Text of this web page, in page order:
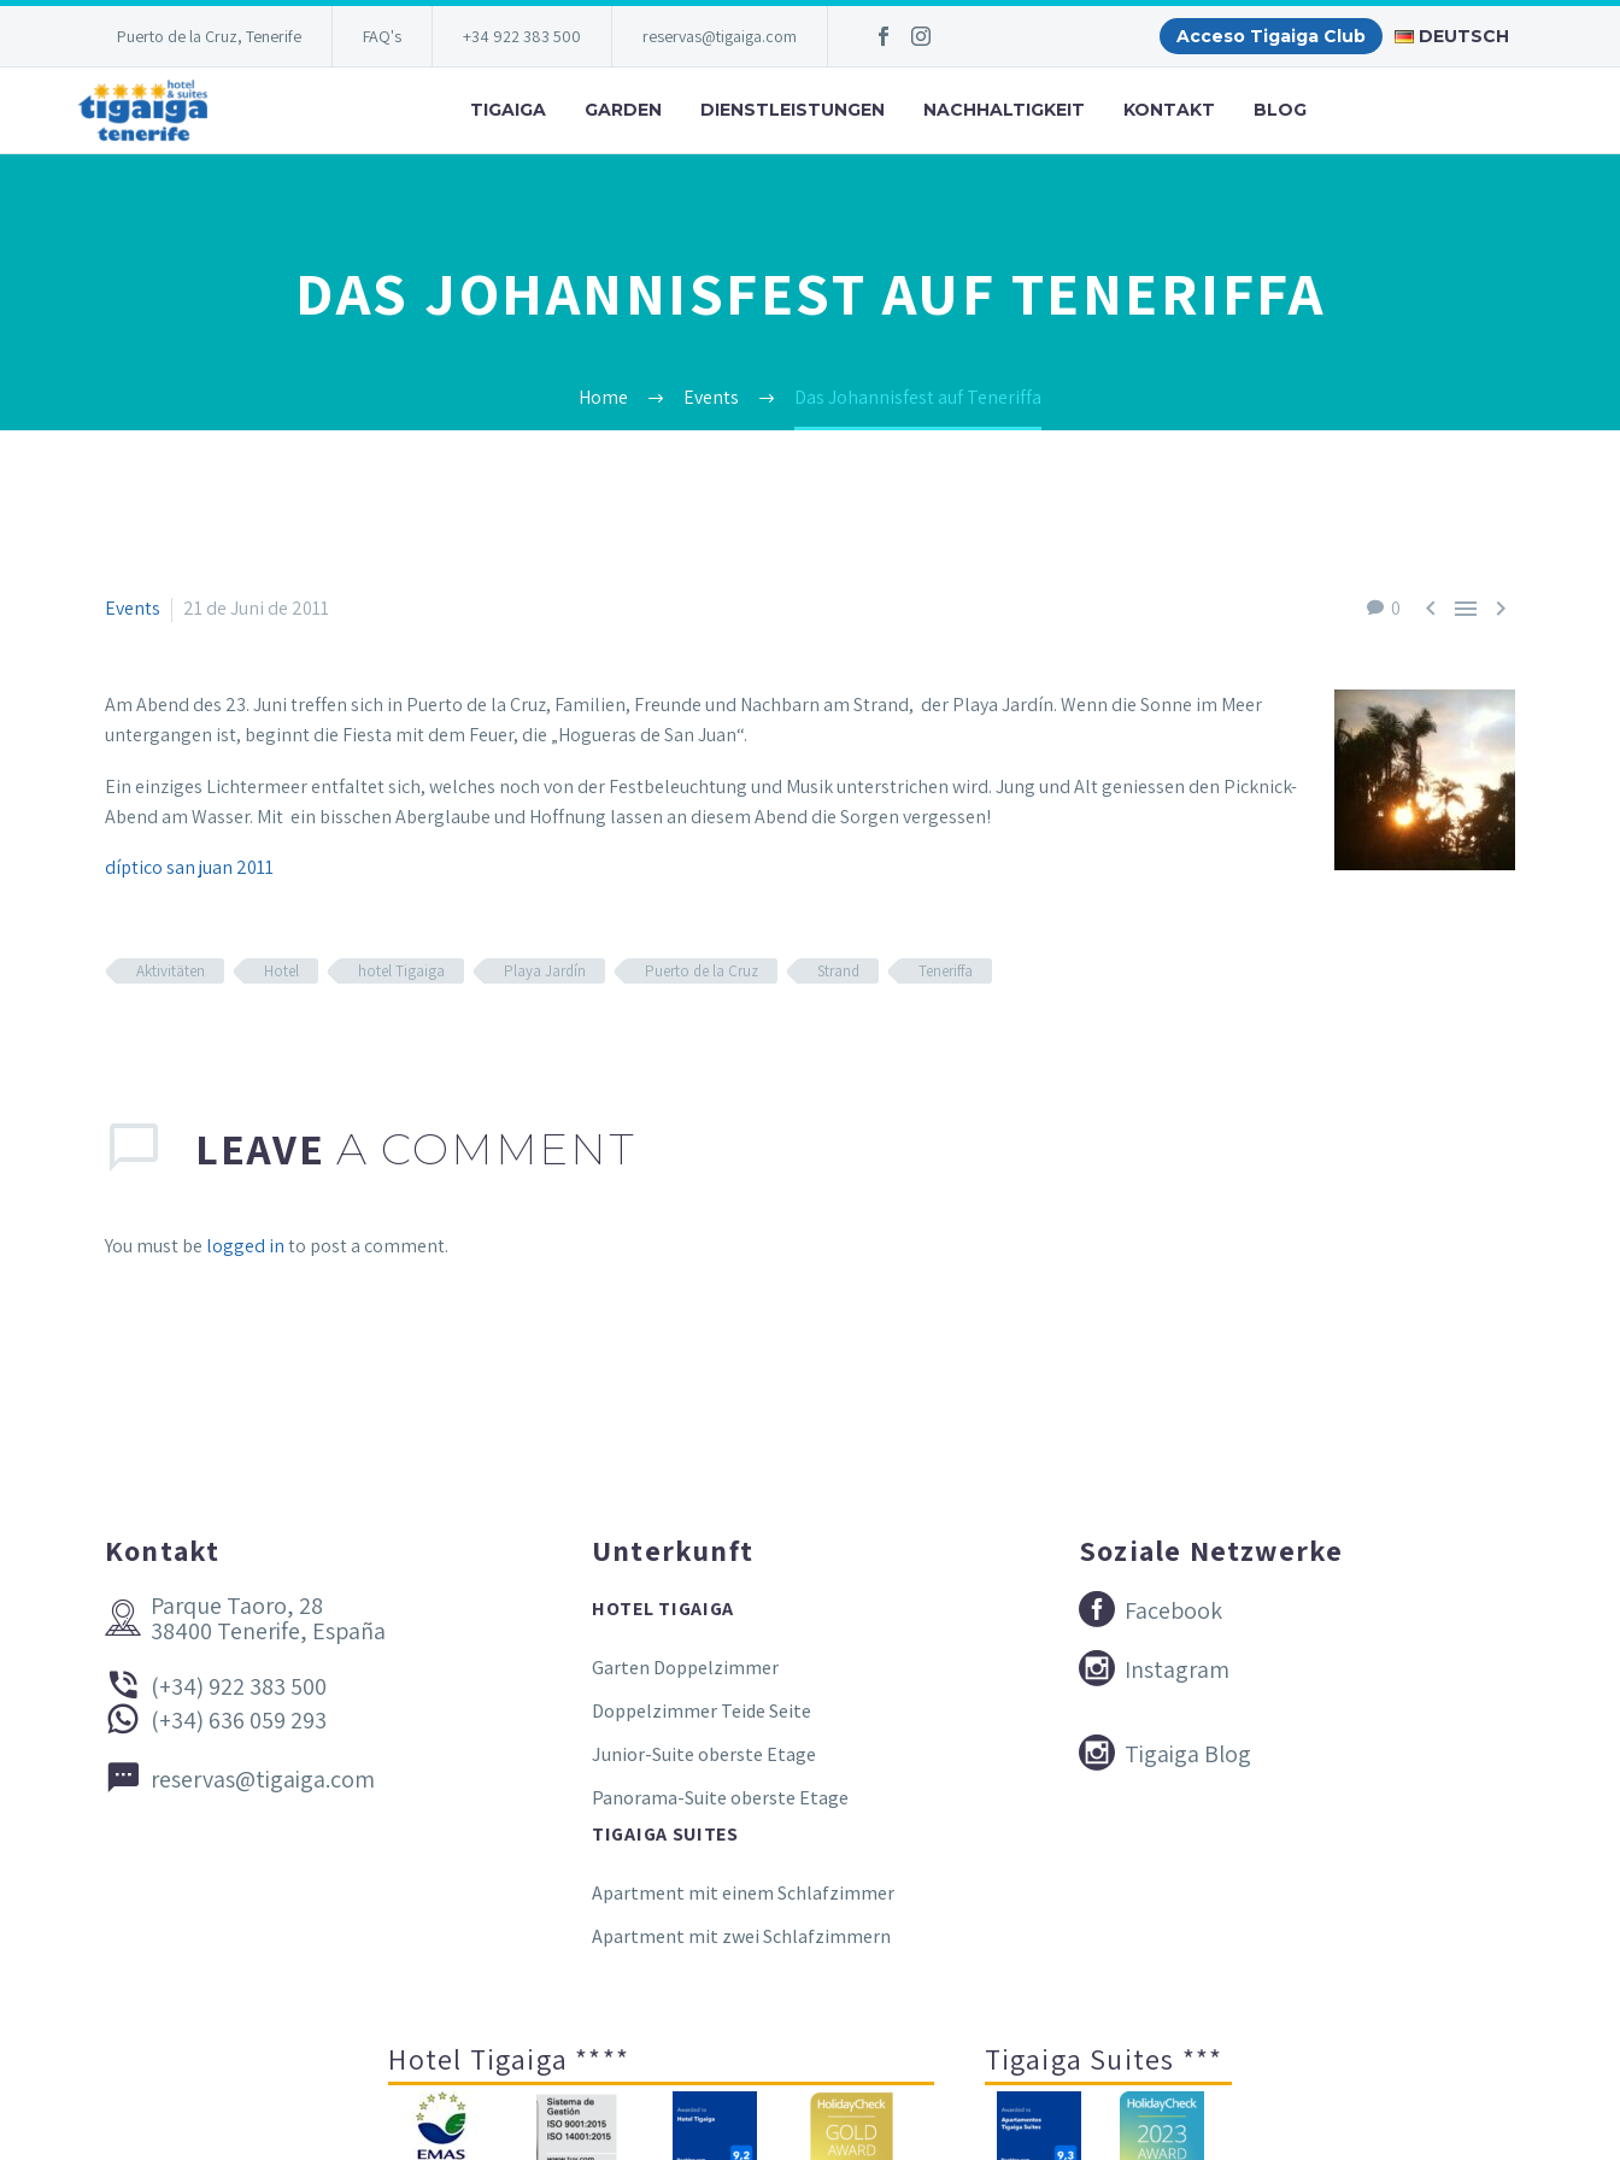
Puerto de la Cruz, Tenerife FAQ's +34 922 383 500 reservas@tigaiga.com Acceso Tigaiga Club DEUTSCH
TIGAIGA GARDEN DIENSTLEISTUNGEN NACHHALTIGKEIT KONTAKT BLOG
DAS JOHANNISFEST AUF TENERIFFA
Home Events Das Johannisfest auf Teneriffa
0   
Events 21 de Juni de 2011
Am Abend des 23. Juni treffen sich in Puerto de la Cruz, Familien, Freunde und Nachbarn am Strand, der Playa Jardín. Wenn die Sonne im Meer
untergangen ist, beginnt die Fiesta mit dem Feuer, die „Hogueras de San Juan“.
Ein einziges Lichtermeer entfaltet sich, welches noch von der Festbeleuchtung und Musik unterstrichen wird. Jung und Alt geniessen den Picknick-
Abend am Wasser. Mit ein bisschen Aberglaube und Hoffnung lassen an diesem Abend die Sorgen vergessen!
díptico san juan 2011
Aktivitäten Hotel hotel Tigaiga Playa Jardín Puerto de la Cruz Strand Teneriffa
LEAVE A COMMENT
You must be logged into post a comment.
Kontakt

 Parque Taoro, 28
38400 Tenerife, España

 (+34) 922 383 500

 (+34) 636 059 293

 reservas@tigaiga.com
Unterkunft
HOTEL TIGAIGA
Garten Doppelzimmer
Doppelzimmer Teide Seite
Junior-Suite oberste Etage
Panorama-Suite oberste Etage
TIGAIGA SUITES
Apartment mit einem Schlafzimmer
Apartment mit zwei Schlafzimmern
Soziale Netzwerke

 Facebook

 Instagram

 Tigaiga Blog
Hotel Tigaiga **** Tigaiga Suites ***